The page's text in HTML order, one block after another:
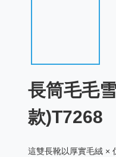
長筒毛毛
款)T7268
這雙長靴以厚實毛絨 ×